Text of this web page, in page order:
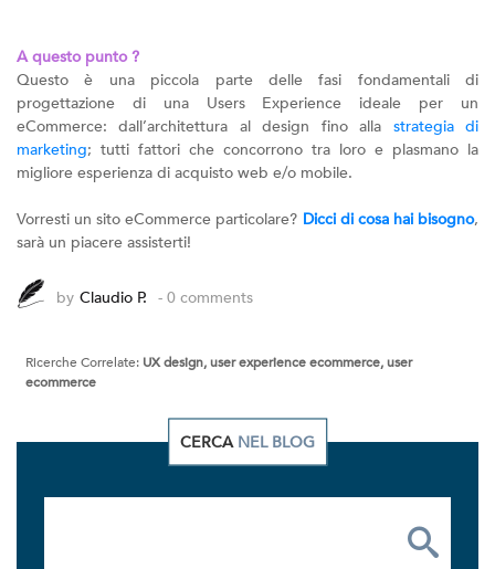
A questo punto ?
Questo è una piccola parte delle fasi fondamentali di
progettazione di una Users Experience ideale per un
eCommerce: dall’architettura al design fino alla strategia di
marketing; tutti fattori che concorrono tra loro e plasmano la
migliore esperienza di acquisto web e/o mobile.
Vorresti un sito eCommerce particolare? Dicci di cosa hai bisogno,
sarà un piacere assisterti!
by Claudio P. - 0 comments
Ricerche Correlate: UX design, user experience ecommerce, user
ecommerce
CERCA NEL BLOG